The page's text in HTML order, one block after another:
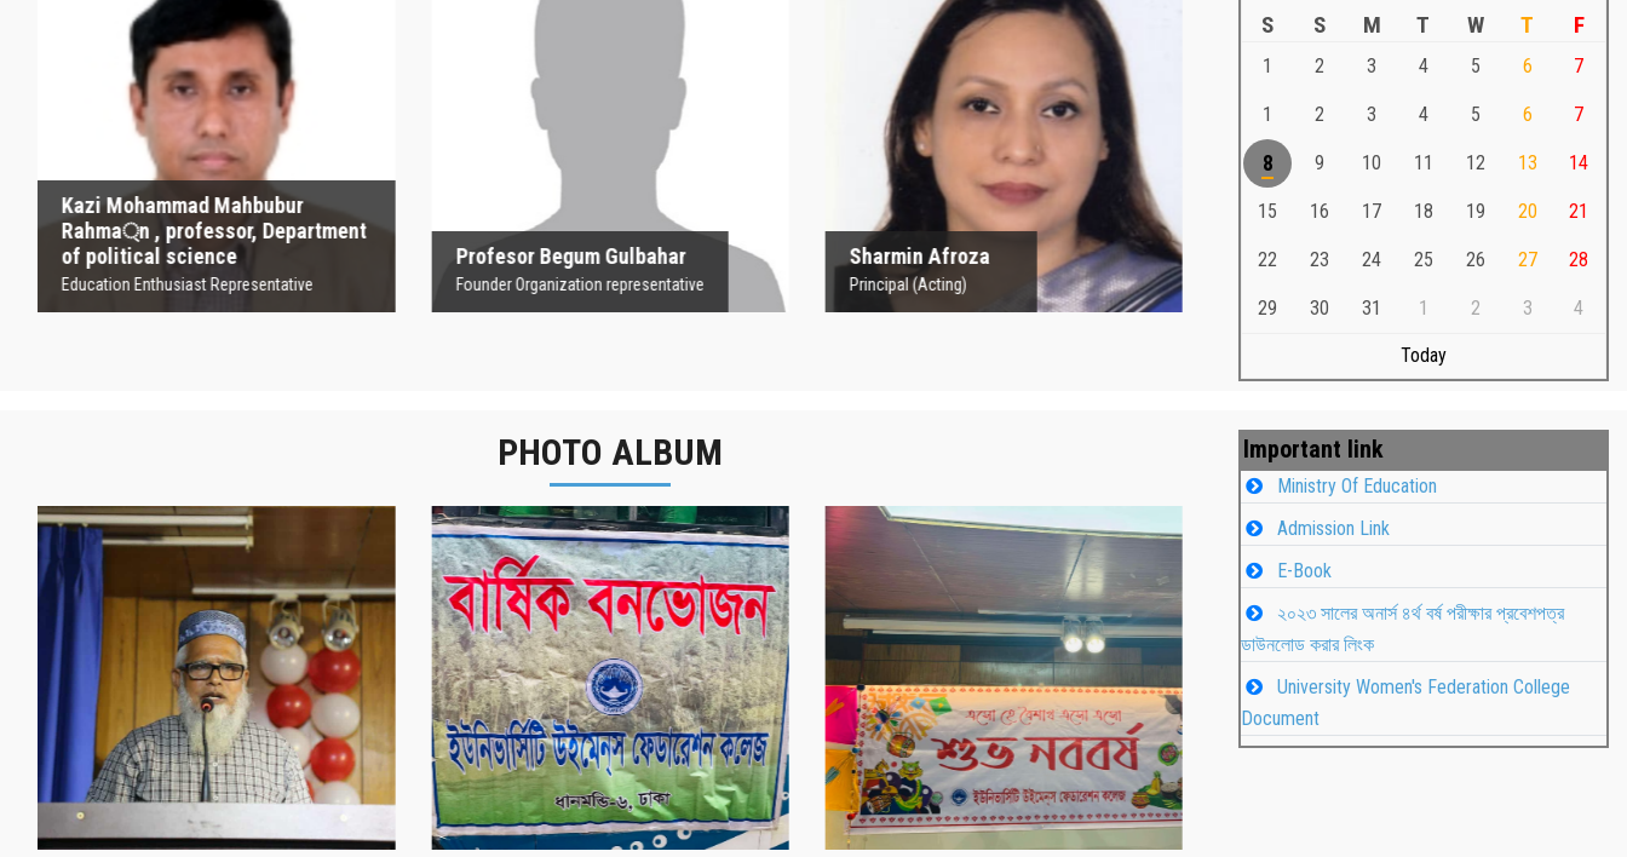
Kazi Mohammad Mahbubur
Rahma্‌n , professor, Department
of political science
Education Enthusiast Representative
Kazi Mohammad
Mahbubur Rahma্‌n ,
professor, Department
of political science
Education Enthusiast Representative
Profesor Begum Gulbahar
Founder Organization representative
Profesor Begum
Founder Organization representative
Sharmin Afroza
Principal (Acting)
Sharmin Afroza
Principal (Acting)
Md. Shafiullah Sarker
Md. Shafiullah Sarkar , Professor , Teacher
Teacher Representative
S S M T W T F
1 2 3 4 5 6 7
1 2 3 4 5 6 7
8 9 10 11 12 13 14
15 16 17 18 19 20 21
22 23 24 25 26 27 28
29 30 31 1 2 3 4
Today
PHOTO ALBUM
নবীনবরণ - ২০২৫ বার্ষিক বনভোজন ২০২৫ বাংলা নববর্ষ ১৪৩২ উদযাপন
Important link
Ministry Of Education
Admission Link
E-Book
২০২৩ সালের অনার্স ৪র্থ বর্ষ পরীক্ষার প্রবেশপত্র
ডাউনলোড করার লিংক
University Women's Federation College
Document